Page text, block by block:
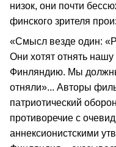
низок, они почти
финского зрителя
«Смысл везде один:
Они хотят отнять
Финляндию. Мы
отняли»... Авторы
патриотический
противоречие с
аннексионистскими